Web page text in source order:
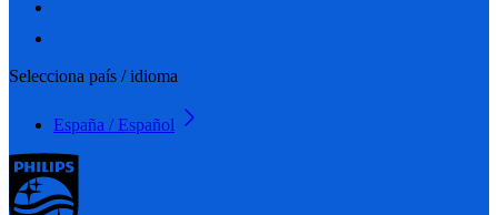
Selecciona país / idioma
España / Español